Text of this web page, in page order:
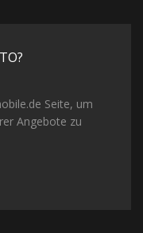
Seite, um
Angebote zu